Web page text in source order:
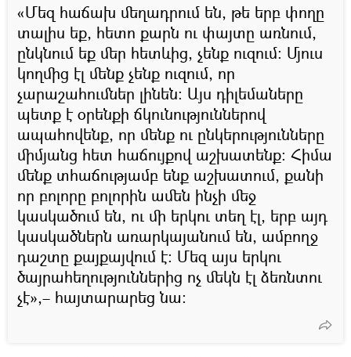
«Մեզ հաճախ մեղադրում են, թե երբ փողը
տալիս եք, հետո քարն ու փայտը առնում,
ընկնում եք մեր հետևից, չենք ուզում։ Մյուս
կողմից էլ մենք չենք ուզում, որ
չարաշահումներ լինեն։ Այս դիլեմաները
պետք է օրենքի ճկունություններով
ապահովենք, որ մենք ու ընկերությունները
միմյանց հետ հաճույքով աշխատենք։ Հիմա
մենք տհաճությամբ ենք աշխատում, քանի
որ բոլորը բոլորին ամեն ինչի մեջ
կասկածում են, ու մի երկու տեղ էլ, երբ այդ
կասկածներն առարկայանում են, ամբողջ
դաշտը քայքայվում է։ Մեզ այս երկու
ծայրահեղություններից ոչ մեկն էլ ձեռնտու
չէ»,– հայտարարեց նա։